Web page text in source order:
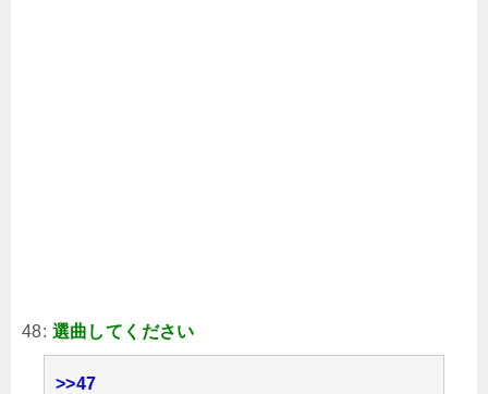
48: 選曲してください
>>47